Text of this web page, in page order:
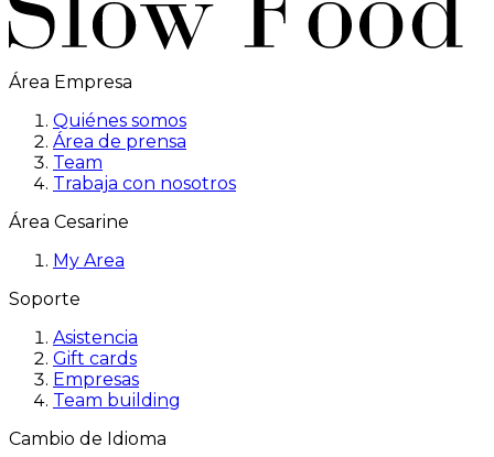
Área Empresa
Quiénes somos
Área de prensa
Team
Trabaja con nosotros
Área Cesarine
My Area
Soporte
Asistencia
Gift cards
Empresas
Team building
Cambio de Idioma